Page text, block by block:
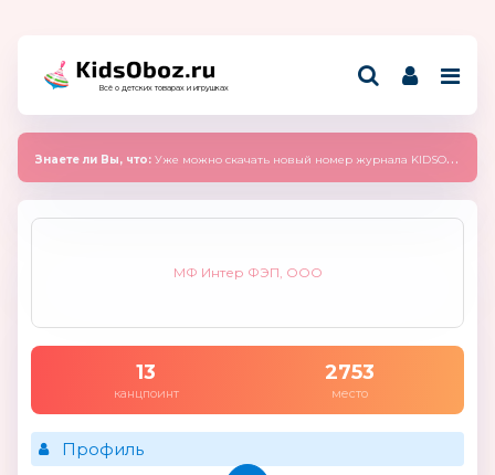
Всё о детских товарах и игрушках
Знаете ли Вы, что: Уже можно скачать новый номер журнала KIDSOBOZ 2025 (сентябрь)
МФ Интер ФЭП, ООО
13
канцпоинт
2753
место
Профиль